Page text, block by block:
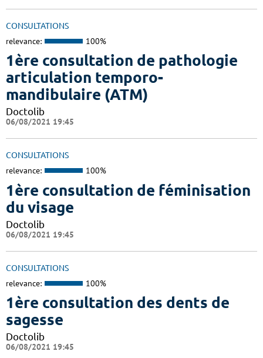
CONSULTATIONS
relevance: 100%
1ère consultation de pathologie
articulation temporo-
mandibulaire (ATM)
Doctolib
06/08/2021 19:45
CONSULTATIONS
relevance: 100%
1ère consultation de féminisation
du visage
Doctolib
06/08/2021 19:45
CONSULTATIONS
relevance: 100%
1ère consultation des dents de
sagesse
Doctolib
06/08/2021 19:45